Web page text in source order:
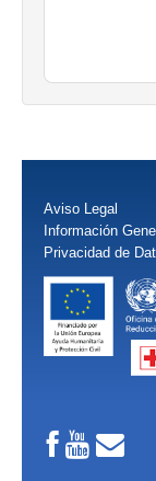
Aviso Legal
Información
Privacidad de